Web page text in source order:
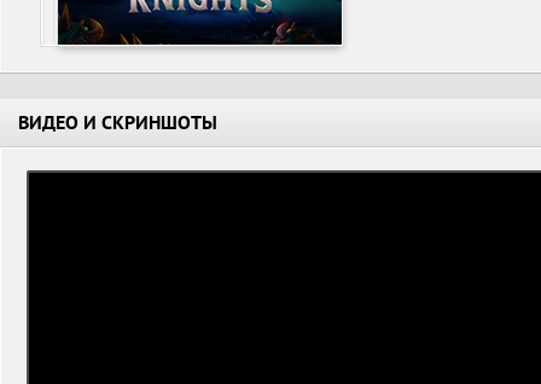
ВИДЕО И СКРИНШОТЫ